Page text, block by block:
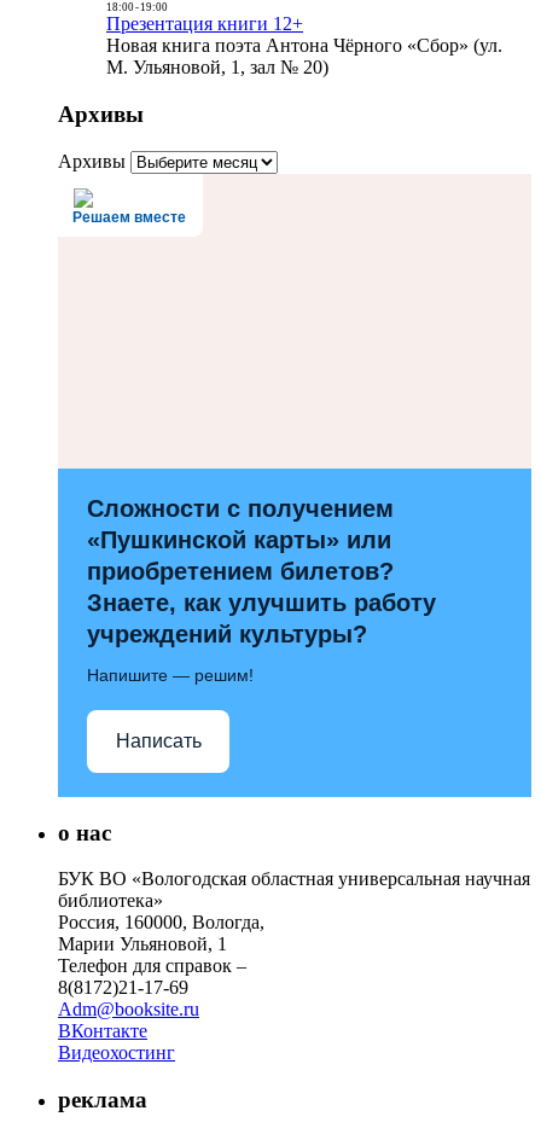
18:00- 19:00
Презентация книги 12+
Новая книга поэта Антона Чёрного «Сбор» (ул.
М. Ульяновой, 1, зал № 20)
Архивы
Архивы
Решаем вместе
Сложности с получением
«Пушкинской карты» или
приобретением билетов?
Знаете, как улучшить работу
учреждений культуры?
Напишите — решим!
Написать
о нас
БУК ВО «Вологодская областная универсальная научная
библиотека»
Россия, 160000, Вологда,
Марии Ульяновой, 1
Телефон для справок –
8(8172)21-17-69
Adm@booksite.ru
ВКонтакте
Видеохостинг
реклама